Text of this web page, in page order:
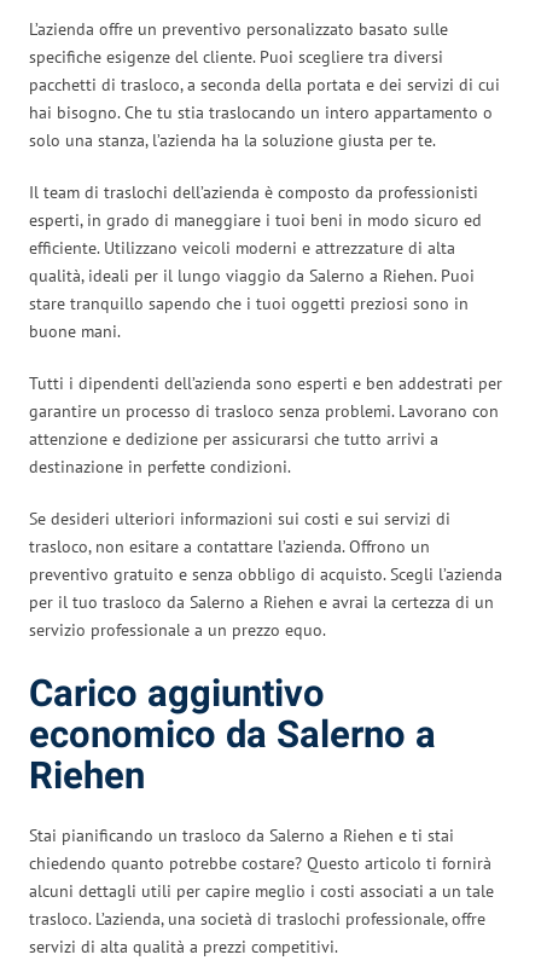
L’azienda offre un preventivo personalizzato basato sulle
specifiche esigenze del cliente. Puoi scegliere tra diversi
pacchetti di trasloco, a seconda della portata e dei servizi di cui
hai bisogno. Che tu stia traslocando un intero appartamento o
solo una stanza, l’azienda ha la soluzione giusta per te.
Il team di traslochi dell’azienda è composto da professionisti
esperti, in grado di maneggiare i tuoi beni in modo sicuro ed
efficiente. Utilizzano veicoli moderni e attrezzature di alta
qualità, ideali per il lungo viaggio da Salerno a Riehen. Puoi
stare tranquillo sapendo che i tuoi oggetti preziosi sono in
buone mani.
Tutti i dipendenti dell’azienda sono esperti e ben addestrati per
garantire un processo di trasloco senza problemi. Lavorano con
attenzione e dedizione per assicurarsi che tutto arrivi a
destinazione in perfette condizioni.
Se desideri ulteriori informazioni sui costi e sui servizi di
trasloco, non esitare a contattare l’azienda. Offrono un
preventivo gratuito e senza obbligo di acquisto. Scegli l’azienda
per il tuo trasloco da Salerno a Riehen e avrai la certezza di un
servizio professionale a un prezzo equo.
Carico aggiuntivo
economico da Salerno a
Riehen
Stai pianificando un trasloco da Salerno a Riehen e ti stai
chiedendo quanto potrebbe costare? Questo articolo ti fornirà
alcuni dettagli utili per capire meglio i costi associati a un tale
trasloco. L’azienda, una società di traslochi professionale, offre
servizi di alta qualità a prezzi competitivi.